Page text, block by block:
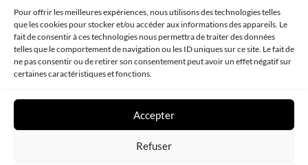
Pour offrir les meilleures expériences, nous utilisons des technologies telles
que les cookies pour stocker et/ou accéder aux informations des appareils. Le
fait de consentir à ces technologies nous permettra de traiter des données
telles que le comportement de navigation ou les ID uniques sur ce site. Le fait de
ne pas consentir ou de retirer son consentement peut avoir un effet négatif sur
certaines caractéristiques et fonctions.
Accepter
Refuser
Suivez-nous :